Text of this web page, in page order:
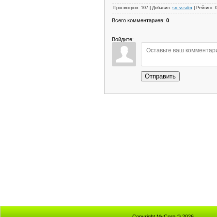
Просмотров: 107 Добавил: srcsssdm Рейтинг:
Всего комментариев: 0
Войдите:
Отправить